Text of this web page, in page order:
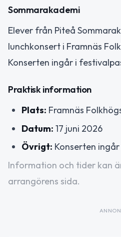
Sommarakademi
Elever från Piteå
lunchkonsert i Framnäs
Konserten ingår i
Praktisk information
Plats: Framnäs
Datum: 17 juni 2026
Övrigt: Konserten
Information och tider kan
arrangörens sida.